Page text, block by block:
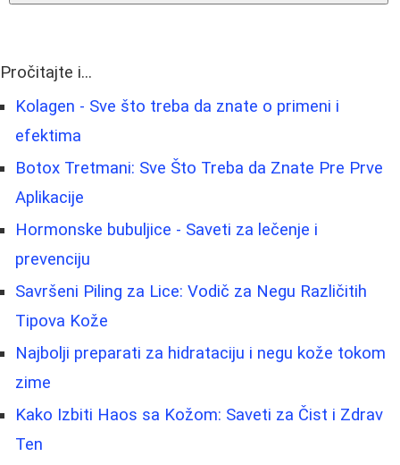
Pročitajte i...
Kolagen - Sve što treba da znate o primeni i
efektima
Botox Tretmani: Sve Što Treba da Znate Pre Prve
Aplikacije
Hormonske bubuljice - Saveti za lečenje i
prevenciju
Savršeni Piling za Lice: Vodič za Negu Različitih
Tipova Kože
Najbolji preparati za hidrataciju i negu kože tokom
zime
Kako Izbiti Haos sa Kožom: Saveti za Čist i Zdrav
Ten